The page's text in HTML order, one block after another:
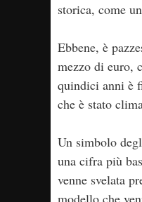
storica, come
Ebbene, è
mezzo di euro,
quindici anni è
che è stato
Un simbolo
una cifra più
venne svelata
modello che